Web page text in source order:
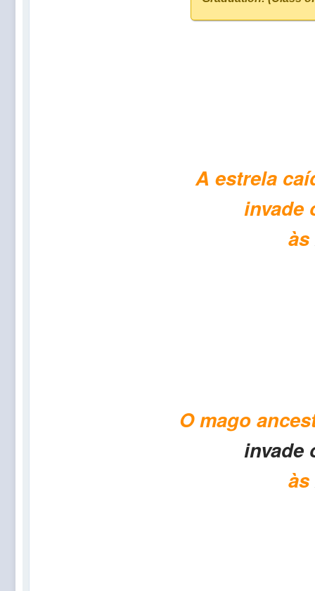
A estrela
invade
às
O mago
invade
às